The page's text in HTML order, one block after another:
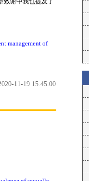
management of
11-19 15:45:00